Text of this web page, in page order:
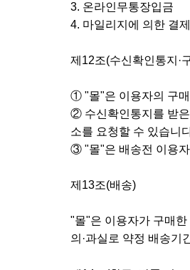
3. 온라인무통장입금
4. 마일리지에 의한 결
제12조(수신확인통지·
① "몰"은 이용자의 구
② 수신확인통지를 받
소를 요청할 수 있습니
③ "몰"은 배송전 이용
제13조(배송)
"몰"은 이용자가 구매
의·과실로 약정 배송기